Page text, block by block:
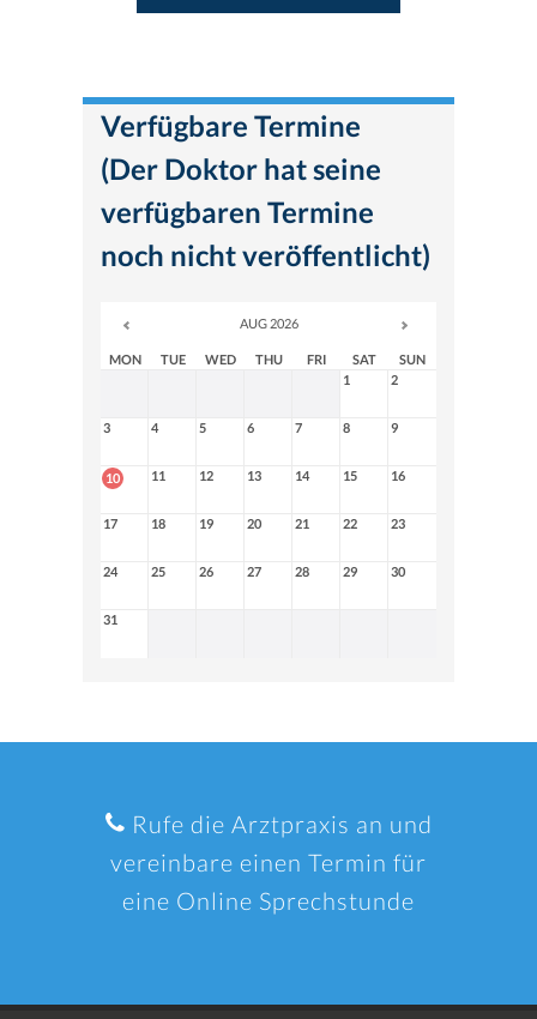
Verfügbare Termine
(Der Doktor hat seine
verfügbaren Termine
noch nicht veröffentlicht)
AUG 2026
MON TUE WED THU FRI SAT
SUN
1
2
3 4 5 6 7 8 9
10 11 12 13 14 15 16
17 18 19 20 21 22 23
24 25 26 27 28 29 30
31
Rufe die Arztpraxis an und
vereinbare einen Termin für
eine Online Sprechstunde